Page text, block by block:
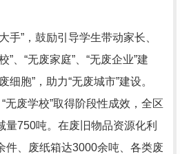
”，鼓励引导学生带动家长、
”、“无废家庭”、“无废企业”建
细胞”，助力“无废城市”建设。
无废学校”取得阶段性成效，全区
量750吨。在废旧物品资源化利
件、废纸箱达3000余吨、各类废